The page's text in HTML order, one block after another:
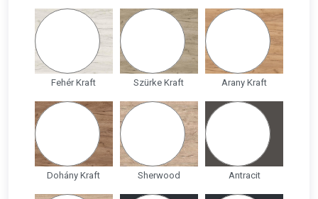
Fehér Kraft Szürke Kraft Arany Kraft
Dohány Kraft Sherwood Antracit